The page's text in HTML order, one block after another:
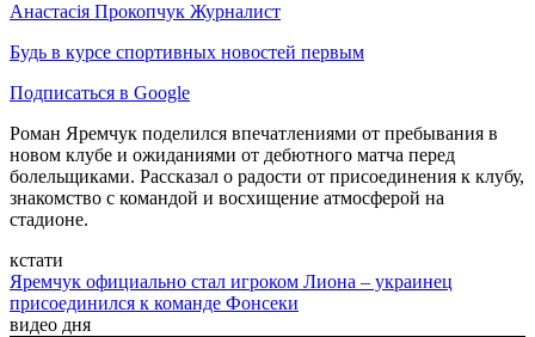
Анастасія Прокопчук Журналист
Будь в курсе спортивных новостей первым
Подписаться в Google
Роман Яремчук поделился впечатлениями от пребывания в
новом клубе и ожиданиями от дебютного матча перед
болельщиками. Рассказал о радости от присоединения к клубу,
знакомство с командой и восхищение атмосферой на
стадионе.
кстати
Яремчук официально стал игроком Лиона – украинец
присоединился к команде Фонсеки
видео дня